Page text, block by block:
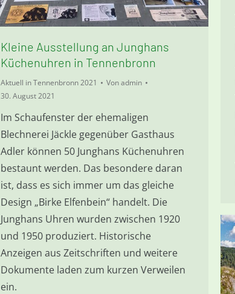
Kleine Ausstellung an Junghans
Küchenuhren in Tennenbronn
Aktuell in Tennenbronn 2021 Vonadmin
30. August 2021
Im Schaufenster der ehemaligen
Blechnerei Jäckle gegenüber Gasthaus
Adler können 50 Junghans Küchenuhren
bestaunt werden. Das besondere daran
ist, dass es sich immer um das gleiche
Design „Birke Elfenbein“ handelt. Die
Junghans Uhren wurden zwischen 1920
und 1950 produziert. Historische
Anzeigen aus Zeitschriften und weitere
Dokumente laden zum kurzen Verweilen
ein.